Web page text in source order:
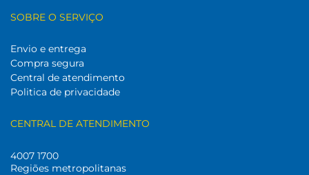
SOBRE O SERVIÇO
Envio e entrega
Compra segura
Central de atendimento
Politica de privacidade
CENTRAL DE ATENDIMENTO
4007 1700
Regiões metropolitanas